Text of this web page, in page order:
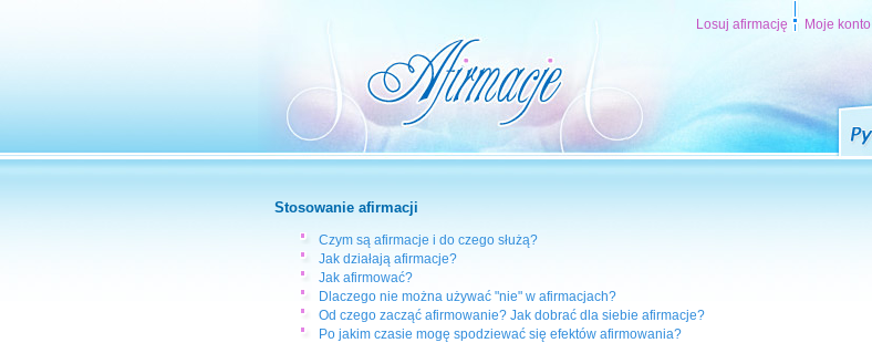
Losuj afirmację Moje konto
Stosowanie afirmacji
Czym są afirmacje i do czego służą?
Jak działają afirmacje?
Jak afirmować?
Dlaczego nie można używać "nie" w afirmacjach?
Od czego zacząć afirmowanie? Jak dobrać dla siebie afirmacje?
Po jakim czasie mogę spodziewać się efektów afirmowania?